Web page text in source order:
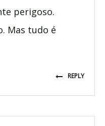
perigoso.
Mas tudo é
REPLY